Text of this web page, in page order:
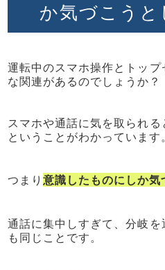
か気づこうと
運転中のスマホ操作とトッ
な関連があるのでしょうか？
スマホや通話に気を取られる
ということがわかっています
つまり意識したものにしか気
通話に集中しすぎて、分岐
も同じことです。